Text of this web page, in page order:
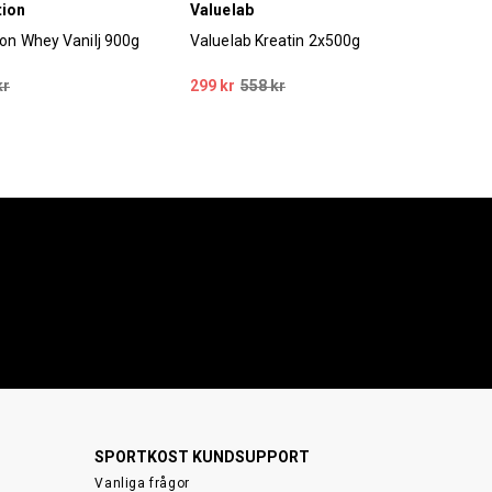
Whey Vanilj 900g
Valuelab
Valuelab Kreatin 2x500g
299 kr 558 kr
SPORTKOST KUNDSUPPORT
Vanliga frågor